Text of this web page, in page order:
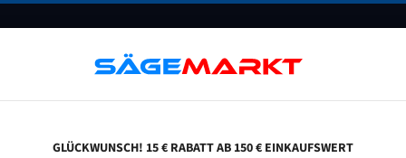
FAQ GUTSCHEINE BLOG KONTAKT
GLÜCKWUNSCH! 15 € RABATT AB 150 € EINKAUFSWERT